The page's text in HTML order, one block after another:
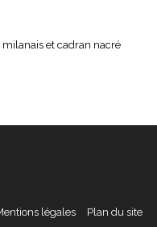
et cadran nacré
légales Plan du site